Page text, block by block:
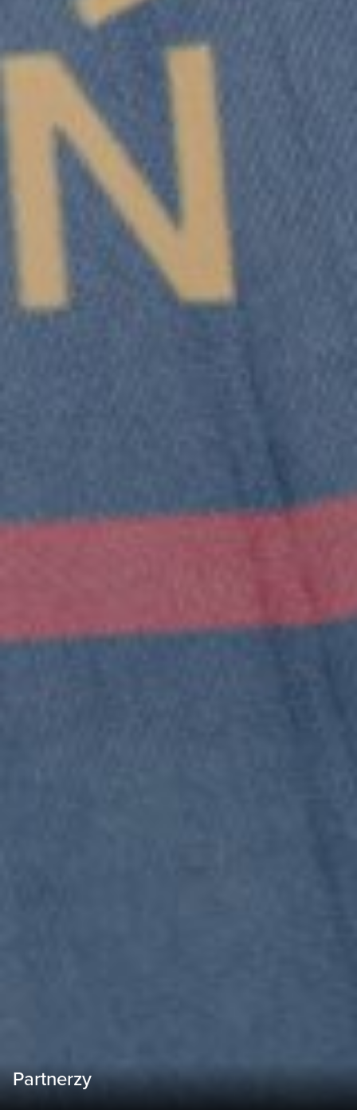
Partnerzy